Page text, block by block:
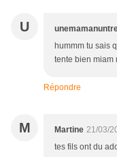
U
hummm tu sais
tente bien miam
Répondre
M Martine 21/03/
tes fils ont du